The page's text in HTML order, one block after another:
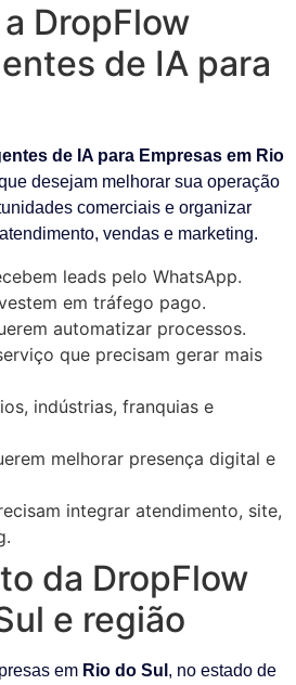
DropFlow
de IA para
de IA para Empresas em Rio
desejam melhorar sua operação
comerciais e organizar
vendas e marketing.
leads pelo WhatsApp.
em tráfego pago.
automatizar processos.
que precisam gerar mais
indústrias, franquias e
melhorar presença digital e
integrar atendimento, site,
da DropFlow
e região
em Rio do Sul , no estado de